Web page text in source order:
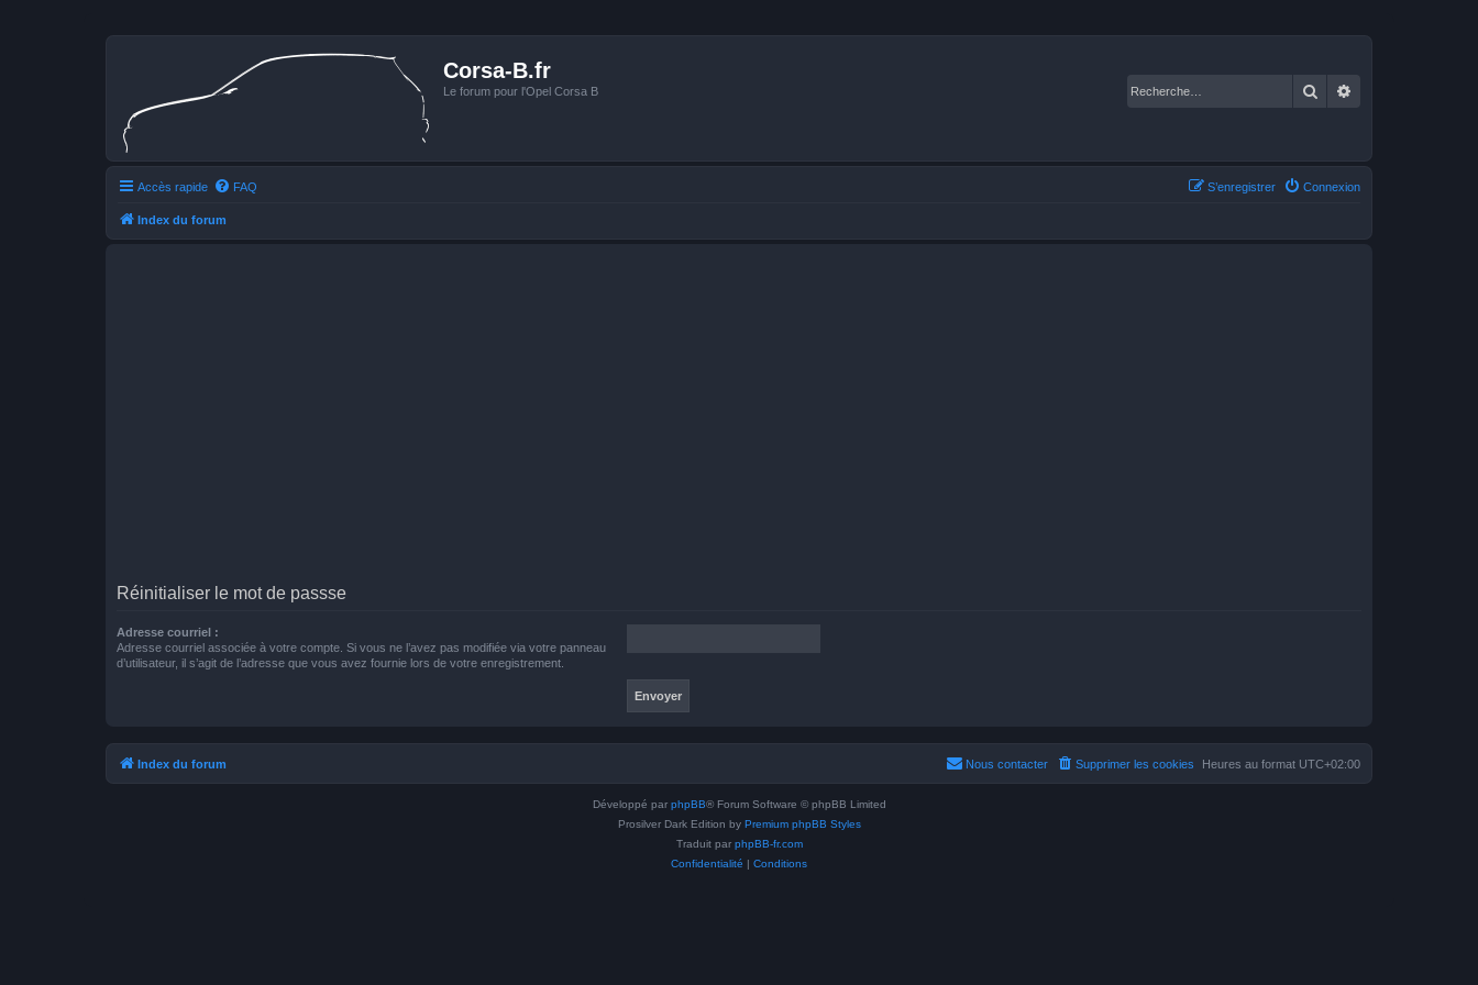
Corsa-B.fr
Le forum pour l'Opel Corsa B Rechercher
Accès rapide FAQ Connexion
S’enregistrer
Index du forum
Réinitialiser le mot de passse
Adresse courriel :
Adresse courriel associée à votre compte. Si vous ne l’avez pas modifiée via votre panneau
d’utilisateur, il s’agit de l’adresse que vous avez fournie lors de votre enregistrement.
Index du forum Heures au format UTC+02:00
Supprimer les cookies
Nous contacter
Développé par phpBB® Forum Software © phpBB Limited
Prosilver Dark Edition by Premium phpBB Styles
Traduit par phpBB-fr.com
Confidentialité | Conditions